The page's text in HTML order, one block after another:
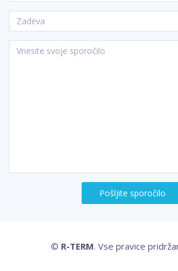
Pošljite sporočilo
© R-TERM. Vse pravice